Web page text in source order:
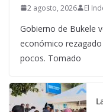
2 agosto, 2026 El
Gobierno de Bukele
económico
pocos. Tomado